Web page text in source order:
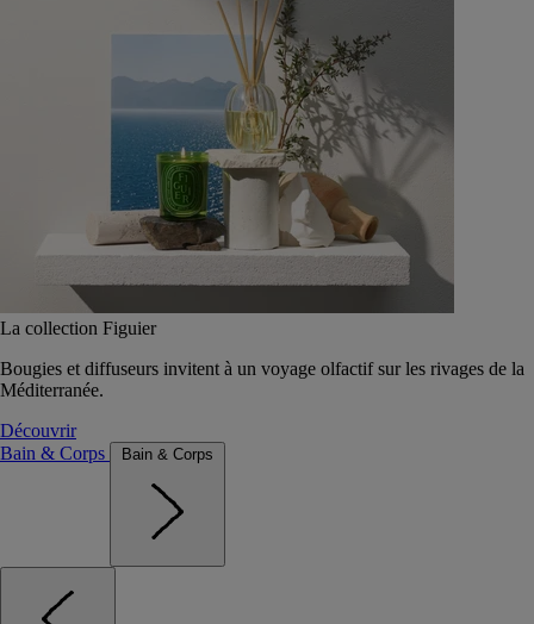
La collection Figuier
Bougies et diffuseurs invitent à un voyage olfactif sur les rivages de la
Méditerranée.
Découvrir
Bain & Corps
Bain & Corps